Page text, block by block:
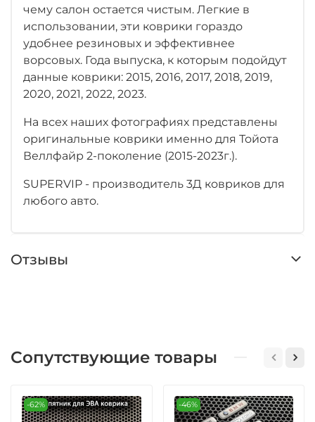
чему салон остается чистым. Легкие в
использовании, эти коврики гораздо
удобнее резиновых и эффективнее
ворсовых. Года выпуска, к которым подойдут
данные коврики: 2015, 2016, 2017, 2018, 2019,
2020, 2021, 2022, 2023.
На всех наших фотографиях представлены
оригинальные коврики именно для Тойота
Веллфайр 2-поколение (2015-2023г.).
SUPERVIP - производитель 3Д ковриков для
любого авто.
Отзывы
Сопутствующие товары
-62% -46%